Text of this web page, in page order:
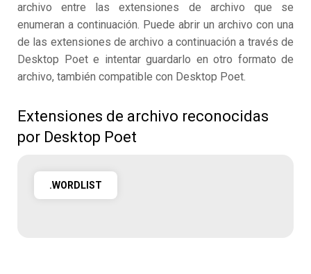
archivo entre las extensiones de archivo que se
enumeran a continuación. Puede abrir un archivo con una
de las extensiones de archivo a continuación a través de
Desktop Poet e intentar guardarlo en otro formato de
archivo, también compatible con Desktop Poet.
Extensiones de archivo reconocidas
por Desktop Poet
.WORDLIST